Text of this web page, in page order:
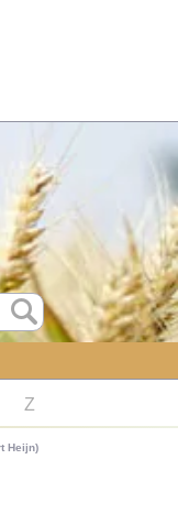
Z
Heijn)